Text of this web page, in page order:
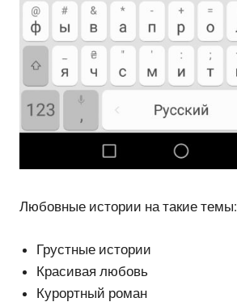
Любовные истории на такие темы:
Грустные истории
Красивая любовь
Курортный роман